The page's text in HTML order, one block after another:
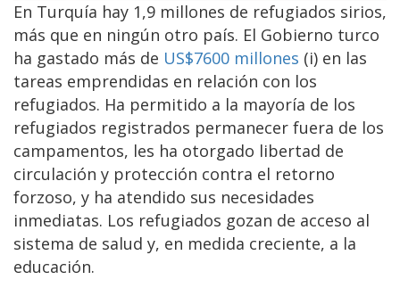
En Turquía hay 1,9 millones de refugiados sirios,
más que en ningún otro país. El Gobierno turco
ha gastado más de US$7600 millones (i) en las
tareas emprendidas en relación con los
refugiados. Ha permitido a la mayoría de los
refugiados registrados permanecer fuera de los
campamentos, les ha otorgado libertad de
circulación y protección contra el retorno
forzoso, y ha atendido sus necesidades
inmediatas. Los refugiados gozan de acceso al
sistema de salud y, en medida creciente, a la
educación.